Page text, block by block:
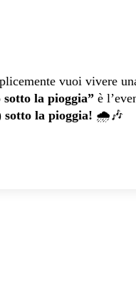
vuoi vivere
sotto la pioggia” è
la pioggia! 🌧️🎶